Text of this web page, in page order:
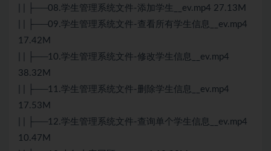
| | ├──08.学生管理系统文件-添加学生__ev.mp4 27.13M
| | ├──09.学生管理系统文件-查看所有学生信息__ev.mp4
17.42M
| | ├──10.学生管理系统文件-修改学生信息__ev.mp4
38.32M
| | ├──11.学生管理系统文件-删除学生信息__ev.mp4
17.53M
| | ├──12.学生管理系统文件-查询单个学生信息__ev.mp4
10.47M